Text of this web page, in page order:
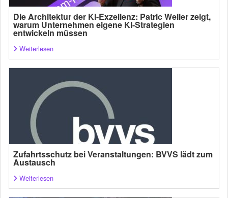
Die Architektur der KI-Exzellenz: Patric Weiler zeigt,
warum Unternehmen eigene KI-Strategien
entwickeln müssen
Weiterlesen
Zufahrtsschutz bei Veranstaltungen: BVVS lädt zum
Austausch
Weiterlesen